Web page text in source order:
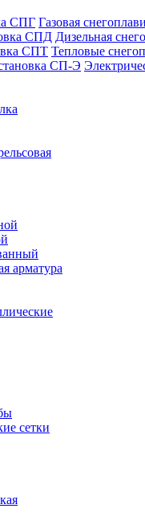
Газовая
Дизельная
Тепловые
арматура
сетки